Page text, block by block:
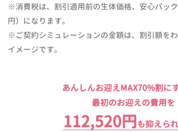
※消費税は、割引適用前の生体価格、安心パッ
円）になります。
※ご契約シミュレーションの金額は、割引額を
イメージです。
あんしんお迎えMAX70%割にす
最初のお迎えの費用を
112,520円も抑えら